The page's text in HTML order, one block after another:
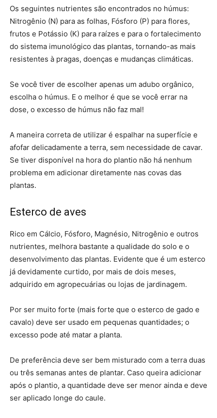
Os seguintes nutrientes são encontrados no húmus:
Nitrogênio (N) para as folhas, Fósforo (P) para flores,
frutos e Potássio (K) para raízes e para o fortalecimento
do sistema imunológico das plantas, tornando-as mais
resistentes à pragas, doenças e mudanças climáticas.
Se você tiver de escolher apenas um adubo orgânico,
escolha o húmus. E o melhor é que se você errar na
dose, o excesso de húmus não faz mal!
A maneira correta de utilizar é espalhar na superfície e
afofar delicadamente a terra, sem necessidade de cavar.
Se tiver disponível na hora do plantio não há nenhum
problema em adicionar diretamente nas covas das
plantas.
Esterco de aves
Rico em Cálcio, Fósforo, Magnésio, Nitrogênio e outros
nutrientes, melhora bastante a qualidade do solo e o
desenvolvimento das plantas. Evidente que é um esterco
já devidamente curtido, por mais de dois meses,
adquirido em agropecuárias ou lojas de jardinagem.
Por ser muito forte (mais forte que o esterco de gado e
cavalo) deve ser usado em pequenas quantidades; o
excesso pode até matar a planta.
De preferência deve ser bem misturado com a terra duas
ou três semanas antes de plantar. Caso queira adicionar
após o plantio, a quantidade deve ser menor ainda e deve
ser aplicado longe do caule.